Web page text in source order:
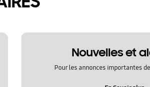
Nouvelles et
Pour les annonces importantes